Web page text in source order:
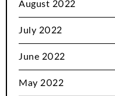
August 2022
July 2022
June 2022
May 2022